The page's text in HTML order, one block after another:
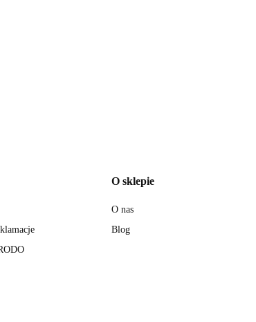
O sklepie
O nas
Blog